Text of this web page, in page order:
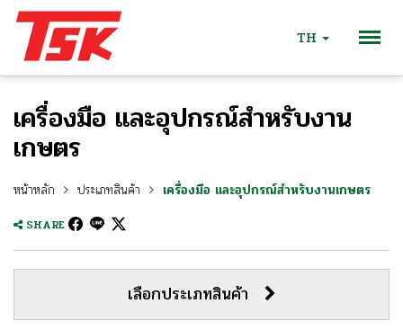
TH
เครื่องมือ และอุปกรณ์สำหรับงาน
เกษตร
หน้าหลัก ประเภทสินค้า เครื่องมือ และอุปกรณ์สำหรับงานเกษตร
SHARE
เลือกประเภทสินค้า